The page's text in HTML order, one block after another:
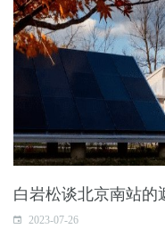
白岩松谈北京南站的
2023-07-26